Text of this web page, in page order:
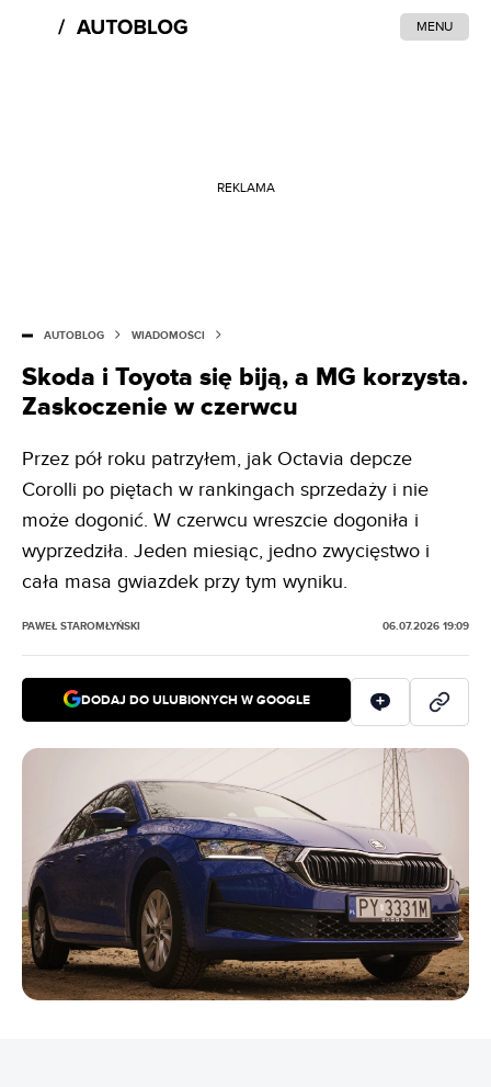
MENU
REKLAMA
AUTOBLOG WIADOMOŚCI
Skoda i Toyota się biją, a MG korzysta.
Zaskoczenie w czerwcu
Przez pół roku patrzyłem, jak Octavia depcze
Corolli po piętach w rankingach sprzedaży i nie
może dogonić. W czerwcu wreszcie dogoniła i
wyprzedziła. Jeden miesiąc, jedno zwycięstwo i
cała masa gwiazdek przy tym wyniku.
PAWEŁ STAROMŁYŃSKI 06.07.2026 19:09
DODAJ DO ULUBIONYCH W GOOGLE